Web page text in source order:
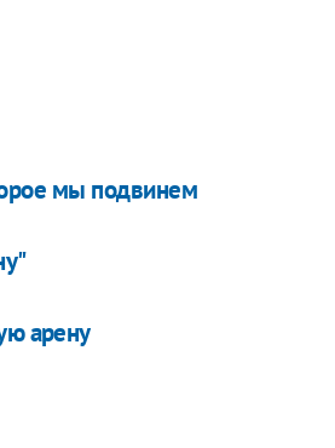
мы подвинем
арену